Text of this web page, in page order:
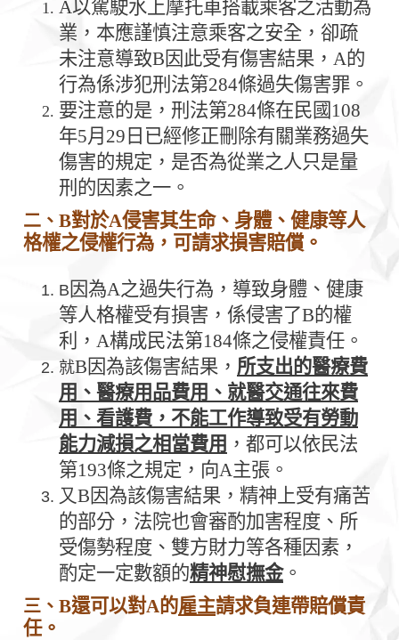
A以駕駛水上摩托車搭載乘客之活動為
業，本應謹慎注意乘客之安全，卻疏
未注意導致B 因此受有傷害結果， A的
行為係涉犯刑法第284條過失傷害罪。
要注意的是，刑法第284條在民國 108
年5月 29 日已經修正刪除有關業務過失
傷害的規定，是否為從業之人只是量
刑的因素之一。
二、 B對於A侵害其生命、身體、健康等人
格權之侵權行為，可請求損害賠償。
B 因為A之過失行為，導致身體、健康
等人格權受有損害，係侵害了B的權
利， A構成民法第184條之侵權責任。
就B 因為該傷害結果， 所支出的醫療費
用、醫療用品費用、就醫交通往來費
用、看護費，不能工作導致受有勞動
能力減損之相當費用 ，都可以依民法
第193條之規定，向A主張。
又B 因為該傷害結果，精神上受有痛苦
的部分，法院也會審酌加害程度、所
受傷勢程度、雙方財力等各種因素，
酌定一定數額的精神慰撫金。
三、 B還可以對A的雇主請求負連帶賠償責
任。